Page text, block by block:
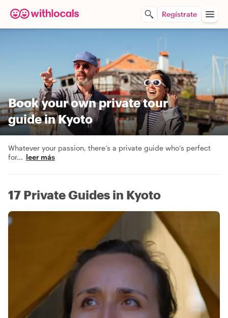
Regístrate
Book your own private tour
guide in Kyoto
Whatever your passion, there’s a private guide who’s perfect
for... leer más
17 Private Guides in Kyoto